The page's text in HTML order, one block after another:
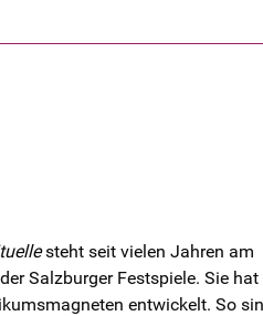
steht seit vielen Jahren am
Salzburger Festspiele. Sie hat
entwickelt. So